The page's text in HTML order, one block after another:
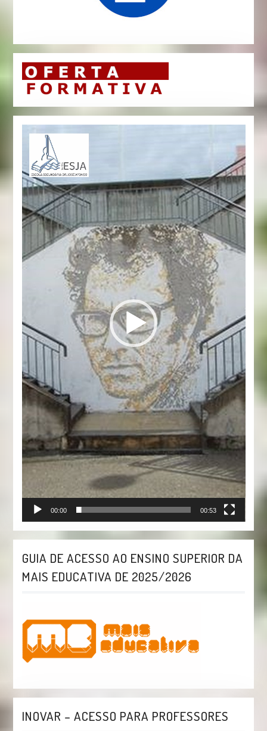
Reprodutor
vídeo
00:00 00:53
GUIA DE ACESSO AO ENSINO SUPERIOR DA
MAIS EDUCATIVA DE 2025/2026
INOVAR – ACESSO PARA PROFESSORES